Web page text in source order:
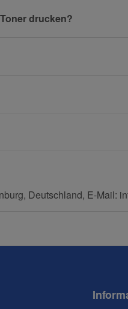
drucken?
Deutschland, E-Mail: